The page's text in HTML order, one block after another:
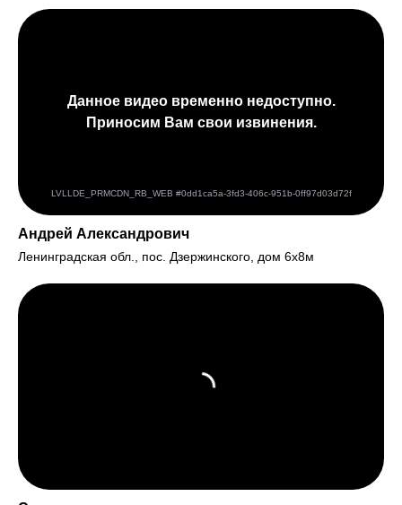
Андрей Александрович
Ленинградская обл., пос. Дзержинского, дом 6х8м